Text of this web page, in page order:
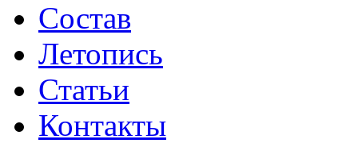
Состав
Летопись
Статьи
Контакты